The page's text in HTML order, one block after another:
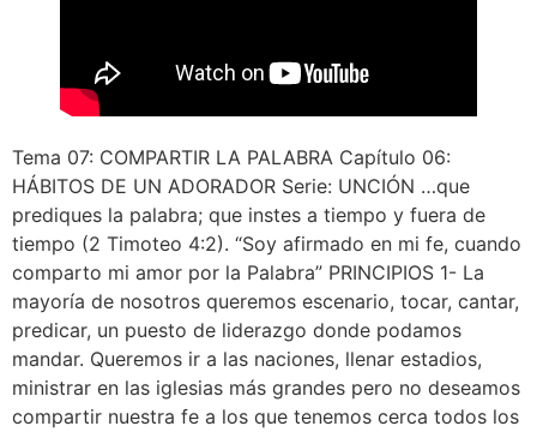
Tema 07: COMPARTIR LA PALABRA Capítulo 06:
HÁBITOS DE UN ADORADOR Serie: UNCIÓN …que
prediques la palabra; que instes a tiempo y fuera de
tiempo (2 Timoteo 4:2). “Soy afirmado en mi fe, cuando
comparto mi amor por la Palabra” PRINCIPIOS 1- La
mayoría de nosotros queremos escenario, tocar, cantar,
predicar, un puesto de liderazgo donde podamos
mandar. Queremos ir a las naciones, llenar estadios,
ministrar en las iglesias más grandes pero no deseamos
compartir nuestra fe a los que tenemos cerca todos los